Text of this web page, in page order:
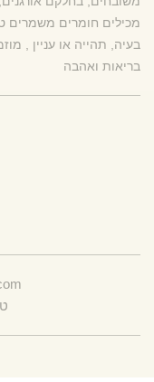
מכילים חומרים משמרים
בעיה, תהייה או עניין ,
בריאות ואהבה